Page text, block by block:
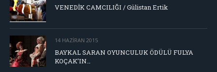
VENEDİK CAMCILIĞI / Gülistan Ertik
14 HAZIRAN 2015
BAYKAL SARAN OYUNCULUK ÖDÜLÜ FULYA
KOÇAK’IN…